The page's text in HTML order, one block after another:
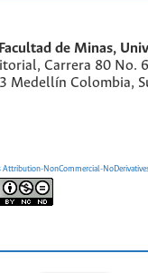
de Minas,
Carrera 80 No.
Medellín Colombia,
Attribution-NonCommercial-